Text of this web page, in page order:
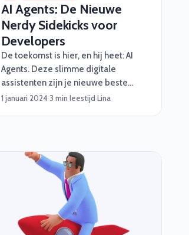
AI Agents: De Nieuwe
Nerdy Sidekicks voor
Developers
De toekomst is hier, en hij heet: AI
Agents. Deze slimme digitale
assistenten zijn je nieuwe beste
vrienden in softwareontwikkeling. Ze
fixen van rommelige code – deze
nerdy sidekicks hebben jouw back.
Maar wat zijn AI Agents precies, wat
kunnen ze, en waarom zijn ze een
gamechanger voor developers? Let’s
dive in!
1 januari 2024·3 min leestijd·Lina